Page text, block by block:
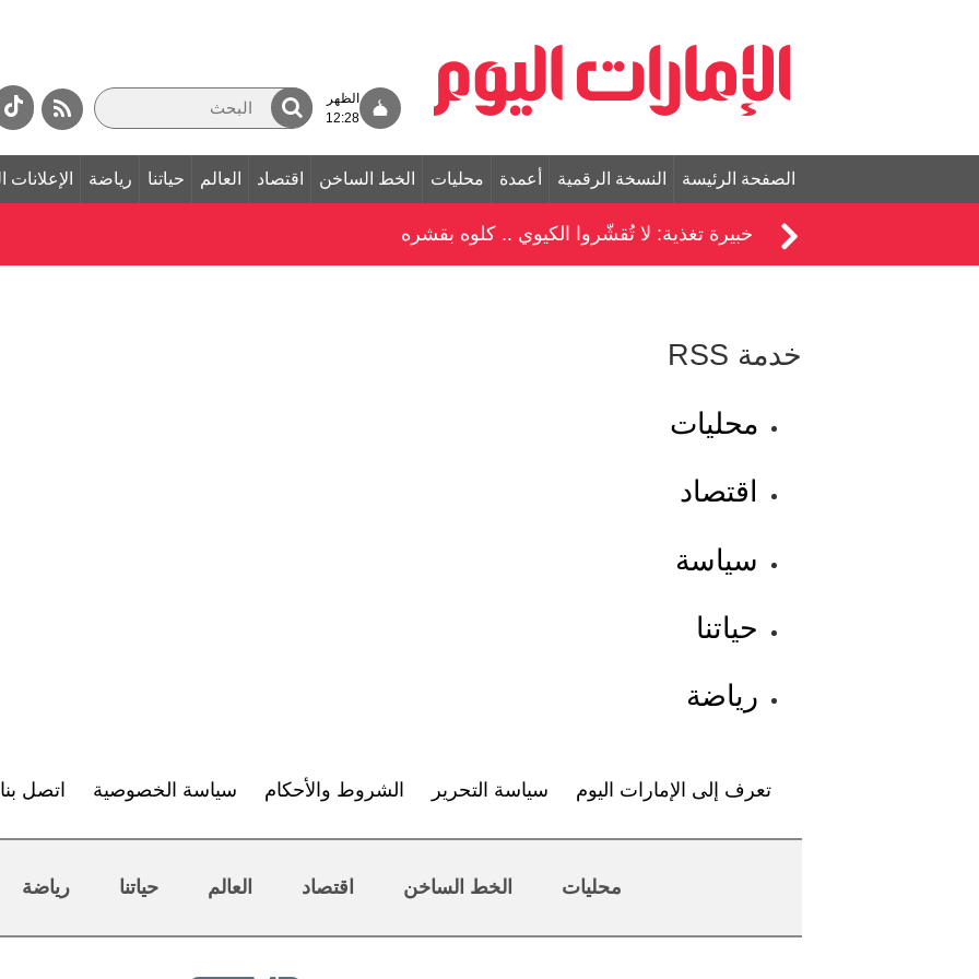
الظهر
12:28
الصفحة الرئيسة النسخة الرقمية أعمدة محليات الخط الساخن اقتصاد العالم حياتنا رياضة الإعلانات
خبيرة تغذية: لا تُقشّروا الكيوي .. كلوه بقشره
خدمة RSS
محليات
اقتصاد
سياسة
حياتنا
رياضة
تعرف إلى الإمارات اليوم سياسة التحرير الشروط والأحكام سياسة الخصوصية اتصل بنا
محليات الخط الساخن اقتصاد العالم حياتنا رياضة